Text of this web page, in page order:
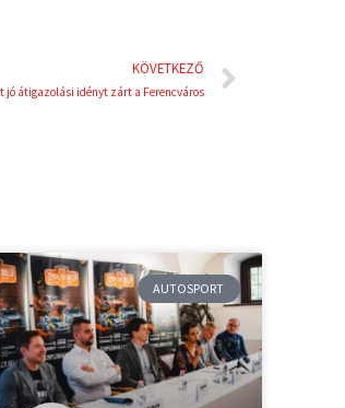
KÖVETKEZŐ
jó átigazolási idényt zárt a Ferencváros
AUTOSPORT